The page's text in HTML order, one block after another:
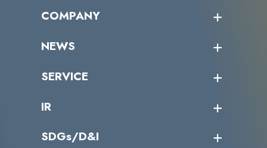
受講者の声
COMPANY
トップメッセージ
ミッション／ビジョン
パートナー企業一覧
NEWS
サイバーニュース
SERVICE
カテゴリー別サービス一覧
IR
IRカレンダー
SDGs/D&I